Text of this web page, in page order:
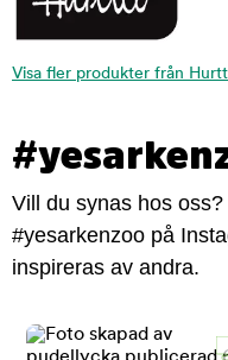
Visa fler produkter från
Vill du synas hos
#yesarkenzoo på
inspireras av andra.